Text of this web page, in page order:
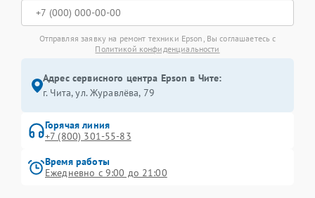
Отправляя заявку на ремонт техники Epson, Вы соглашаетесь с
Политикой конфиденциальности
Адрес сервисного центра Epson в Чите:
г. Чита, ул. Журавлёва, 79
Горячая линия
+7 (800) 301-55-83
Время работы
Ежедневно с 9:00 до 21:00